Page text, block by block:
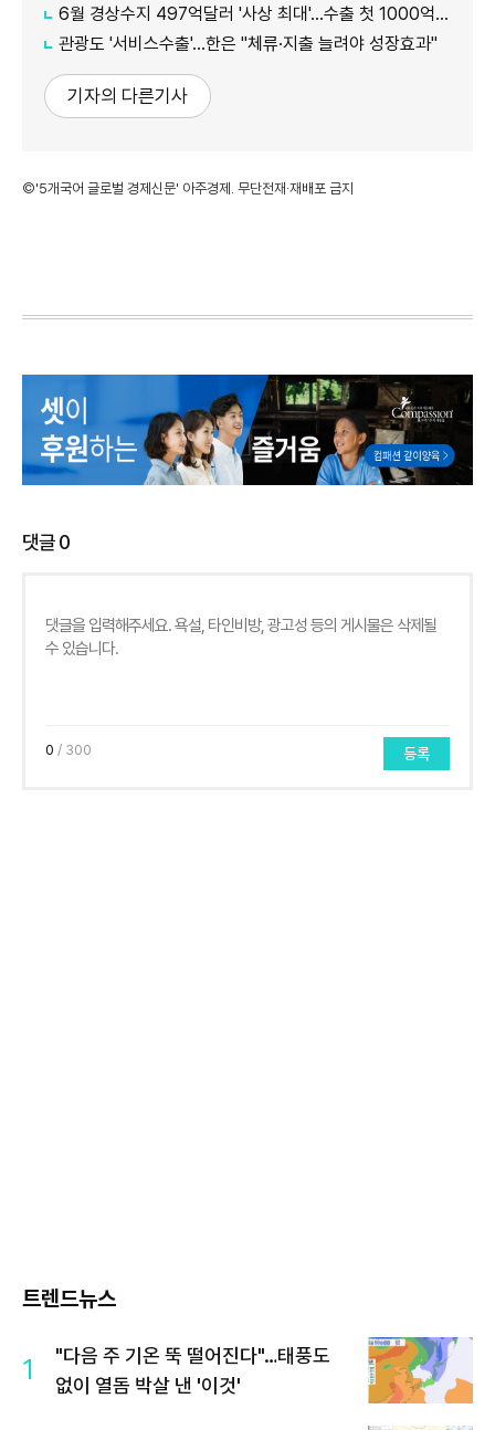
6월 경상수지 497억달러 '사상 최대'…수출 첫 1000억달러 돌파
관광도 '서비스수출'…한은 "체류·지출 늘려야 성장효과"
기자의 다른기사
©'5개국어 글로벌 경제신문' 아주경제. 무단전재·재배포 금지
댓글0
0 / 300 등록
트렌드뉴스
1
"다음 주 기온 뚝 떨어진다"…태풍도
없이 열돔 박살 낸 '이것'